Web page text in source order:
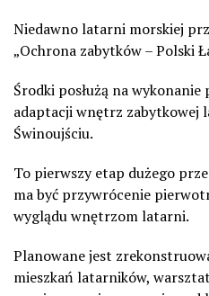
Niedawno latarni morskiej
„Ochrona zabytków – Polski
Środki posłużą na
adaptacji wnętrz zabytkowej
Świnoujściu.
To pierwszy etap dużego
ma być przywrócenie
wyglądu wnętrzom latarni.
Planowane jest
mieszkań latarników,